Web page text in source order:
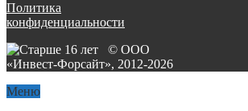
Политика
конфиденциальности
© ООО
«Инвест-Форсайт», 2012-2026
Меню